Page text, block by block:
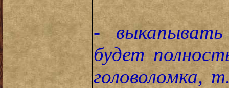
-
будет
головоломка,